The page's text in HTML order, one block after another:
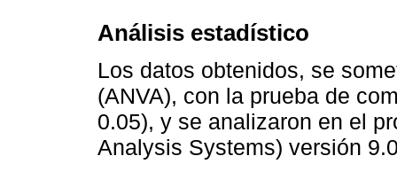
Análisis estadístico
Los datos obtenidos, se
(ANVA), con la prueba de
0.05), y se analizaron en el
Analysis Systems) versión